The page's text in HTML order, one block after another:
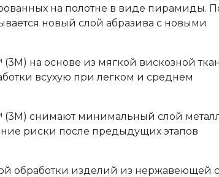
на полотне в виде пирамиды.
новый слой абразива с новыми
на основе из мягкой вискозной
всухую при легком и среднем
снимают минимальный слой
риски после предыдущих этапов
обработки изделий из нержавеющей